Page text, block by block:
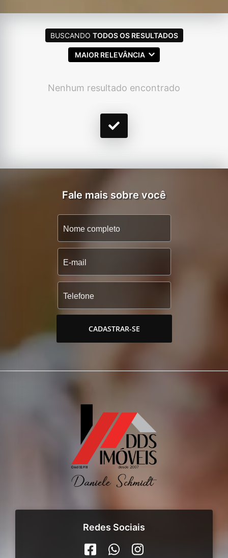
BUSCANDO TODOS OS RESULTADOS
MAIOR RELEVÂNCIA
Nenhum resultado encontrado
Fale mais sobre você
CADASTRAR-SE
Redes Sociais